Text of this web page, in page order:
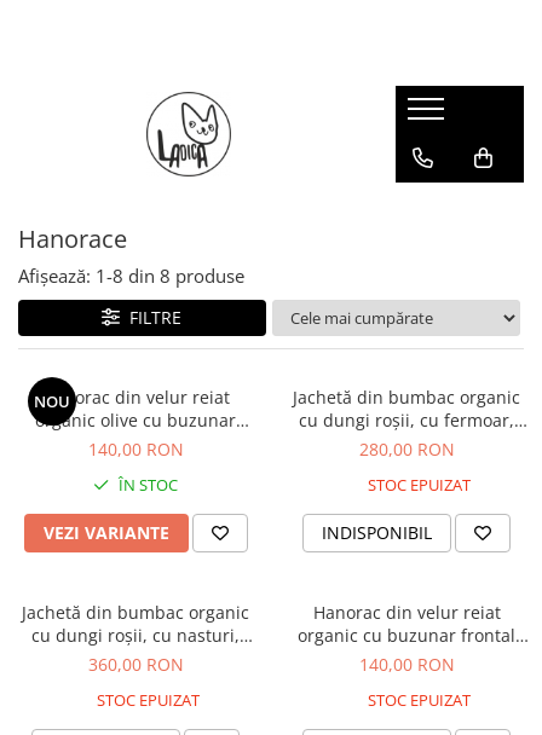
Căciuli
Cămăși
Hanorace
Overalle
Pantaloni
Tricouri
Cămăși
Fulare
Jachete și paltoane
Jambiere
Overalle
Salopete
Veste
Căciuli
Fulare
Jachete și paltoane
Jambiere
Overalle
Tricouri
Detergenți ecologici
Jachete și paltoane
Kimono
Hanorace
Afișează: 1-8 din 8 produse
FILTRE
NOU
Hanorac din velur reiat
organic olive cu buzunar
frontal gri, pentru copii
140,00 RON
ÎN STOC
VEZI VARIANTE
Jachetă din bumbac organic
cu dungi roșii, cu fermoar,
pentru copii
280,00 RON
STOC EPUIZAT
INDISPONIBIL
Jachetă din bumbac organic
cu dungi roșii, cu nasturi,
pentru copii
360,00 RON
STOC EPUIZAT
Hanorac din velur reiat
organic cu buzunar frontal
mare, pentru fată, băiat
140,00 RON
STOC EPUIZAT